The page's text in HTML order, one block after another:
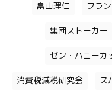
畠山理仁 フラ
集団ストーカー
ゼン・ハニーカ
消費税減税研究会 ス